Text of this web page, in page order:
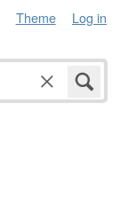
Theme Log in